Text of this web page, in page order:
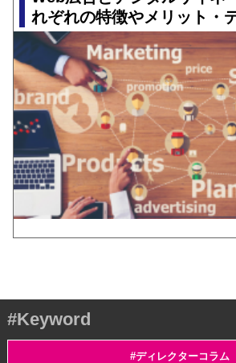
れぞれの特徴やメリット・
#Keyword
#ディレクターコラム